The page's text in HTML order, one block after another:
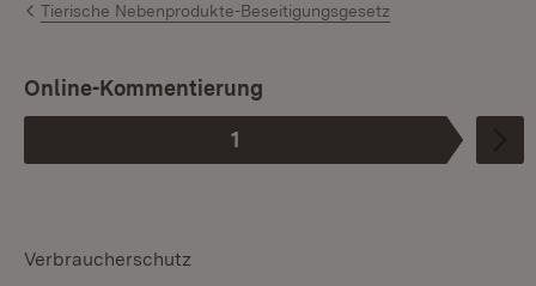
Tierische Nebenprodukte-Beseitigungsgesetz
Phase
1
:
Online-Kommentierung
Verbraucherschutz